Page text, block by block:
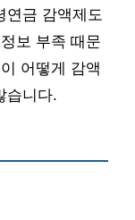
연금 감액제도
보 부족 때문
어떻게 감액
습니다.